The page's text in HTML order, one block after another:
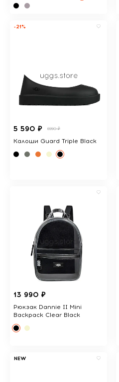
-21%
5 590 ₽ 6990 ₽
Калоши Guard Triple Black
13 990 ₽
Рюкзак Dannie II Mini
Backpack Clear Black
NEW